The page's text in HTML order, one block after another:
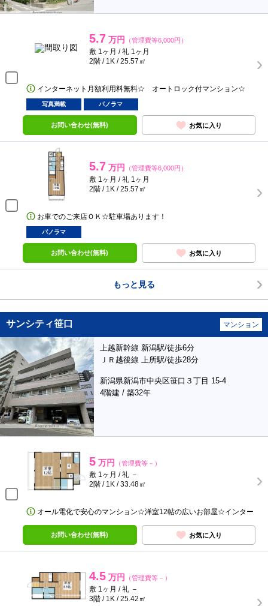
5.7 万円 （管理費等6,000円）
敷 1ヶ月 / 礼 1ヶ月
2階 / 1K / 25.57㎡
インターネット月額利用料無料☆ オートロック付マンション☆
写真満載 パノラマ
お問い合わせ(無料) お気に入り
5.7 万円 （管理費等6,000円）
敷 1ヶ月 / 礼 1ヶ月
2階 / 1K / 25.57㎡
お車でのご来店ＯＫ☆駐車場あります！
パノラマ
お問い合わせ(無料) お気に入り
もっと見る
サンシティ笹口 マンション
上越新幹線 新潟駅/徒歩6分
ＪＲ越後線 上所駅/徒歩28分
新潟県新潟市中央区笹口３丁目 15-4
4階建 / 築32年
5 万円 （管理費等－）
敷 1ヶ月 / 礼 －
2階 / 1K / 33.48㎡
オール電化で安心のマンション☆洋室12帖の広いお部屋☆インター
お問い合わせ(無料) お気に入り
4.5 万円 （管理費等－）
敷 1ヶ月 / 礼 －
3階 / 1K / 25.42㎡